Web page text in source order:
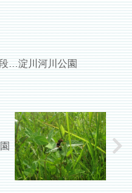
…淀川河川公園